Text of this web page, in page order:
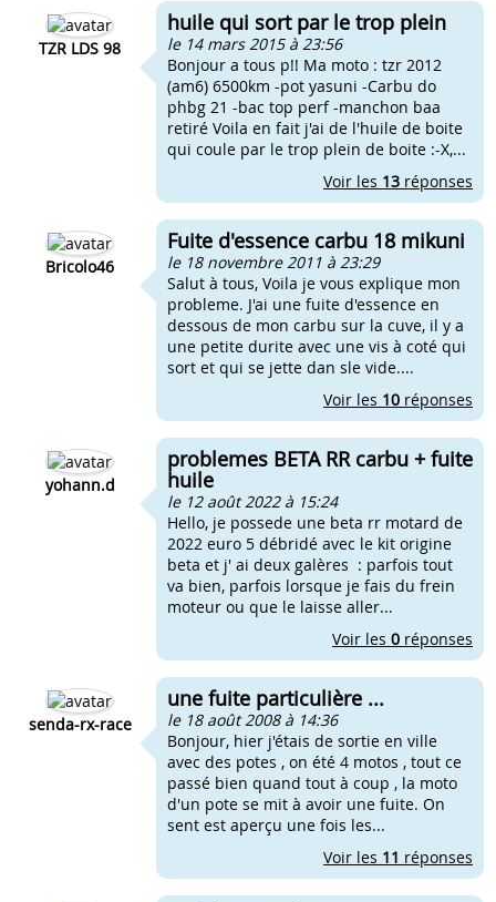
Ludix fuite d'essence carbu
Fuite essence carbu gurtner
TZR LDS 98
huile qui sort par le trop plein
le 14 mars 2015 à 23:56
Bonjour a tous p!! Ma moto : tzr 2012
(am6) 6500km -pot yasuni -Carbu do
phbg 21 -bac top perf -manchon baa
retiré Voila en fait j'ai de l'huile de boite
qui coule par le trop plein de boite :-X,...
Voir les 13 réponses
Bricolo46
Fuite d'essence carbu 18 mikuni
le 18 novembre 2011 à 23:29
Salut à tous, Voila je vous explique mon
probleme. J'ai une fuite d'essence en
dessous de mon carbu sur la cuve, il y a
une petite durite avec une vis à coté qui
sort et qui se jette dan sle vide....
Voir les 10 réponses
yohann.d
problemes BETA RR carbu + fuite
huile
le 12 août 2022 à 15:24
Hello, je possede une beta rr motard de
2022 euro 5 débridé avec le kit origine
beta et j' ai deux galères : parfois tout
va bien, parfois lorsque je fais du frein
moteur ou que le laisse aller...
Voir les 0 réponses
senda-rx-race
une fuite particulière ...
le 18 août 2008 à 14:36
Bonjour, hier j'étais de sortie en ville
avec des potes , on été 4 motos , tout ce
passé bien quand tout à coup , la moto
d'un pote se mit à avoir une fuite. On
sent est aperçu une fois les...
Voir les 11 réponses